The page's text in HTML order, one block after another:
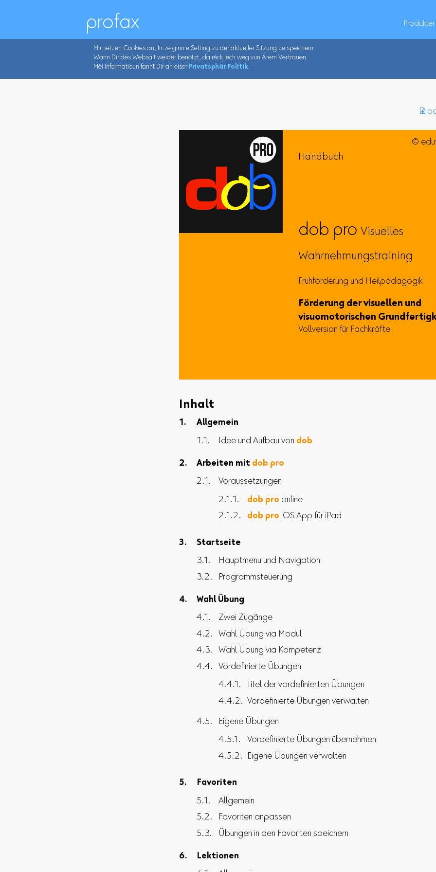
Produkter
profax
Mir setzen Cookies an, fir ze ginn e Setting zu der aktueller Sitzung ze speichern.
Wann Dir dës Websäit weider benotzt, da réck Iech weg vun Ärem Vertrauen.
Méi Informatioun fannt Dir an eiser Privatsphär Politik.
︎
Handbuch
©
dob pro Visuelles
Wahrnehmungstraining
Frühförderung und Heilpädagogik
Förderung der visuellen und
visuomotorischen
Vollversion für Fachkräfte
Inhalt
Allgemein
Idee und Aufbau von dob
Arbeiten mit dob pro
Voraussetzungen
dob pro online
dob pro iOS App für iPad
Startseite
Hauptmenu und Navigation
Programmsteuerung
Wahl Übung
Zwei Zugänge
Wahl Übung via Modul
Wahl Übung via Kompetenz
Vordefinierte Übungen
Titel der vordefinierten Übungen
Vordefinierte Übungen verwalten
Eigene Übungen
Vordefinierte Übungen übernehmen
Eigene Übungen verwalten
Favoriten
Allgemein
Favoriten anpassen
Übungen in den Favoriten speichern
Lektionen